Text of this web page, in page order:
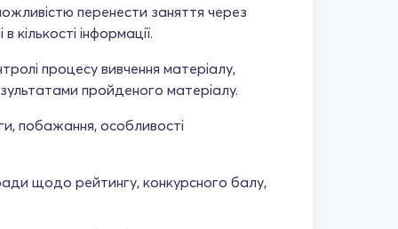
перенести заняття через
кількості інформації.
процесу вивчення матеріалу,
пройденого матеріалу.
побажання, особливості
щодо рейтингу, конкурсного балу,